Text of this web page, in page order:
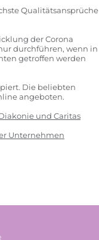
Qualitätsansprüche
der Corona
durchführen, wenn in
getroffen werden
Die beliebten
angeboten.
und Caritas
Unternehmen